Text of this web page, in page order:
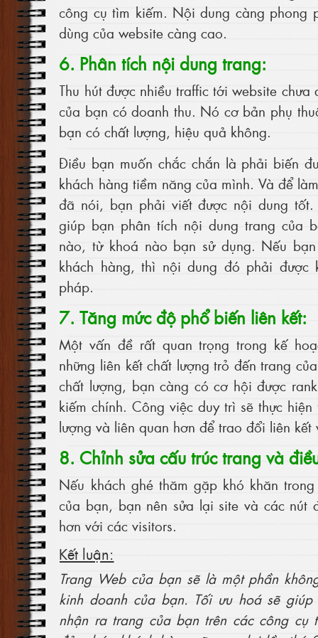
công cụ tìm kiếm. Nội dung càng phong
dùng của website càng cao.
6. Phân tích nội dung trang:
Thu hút được nhiều traffic tới website
của bạn có doanh thu. Nó cơ bản phụ
bạn có chất lượng, hiệu quả không.
Điều bạn muốn chắc chắn là phải biến
khách hàng tiềm năng của mình. Và để
đã nói, bạn phải viết được nội dung
giúp bạn phân tích nội dung trang của
nào, từ khoá nào bạn sử dụng. Nếu
khách hàng, thì nội dung đó phải được
pháp.
7. Tăng mức độ phổ biến liên kết:
Một vấn đề rất quan trọng trong kế
những liên kết chất lượng trỏ đến trang
chất lượng, bạn càng có cơ hội được
kiếm chính. Công việc duy trì sẽ thực
lượng và liên quan hơn để trao đổi liên kết
8. Chỉnh sửa cấu trúc trang và
Nếu khách ghé thăm gặp khó khăn
của bạn, bạn nên sửa lại site và các nút
hơn với các visitors.
Kết luận:
Trang Web của bạn sẽ là một phần
kinh doanh của bạn. Tối ưu hoá sẽ
nhận ra trang của bạn trên các công cụ